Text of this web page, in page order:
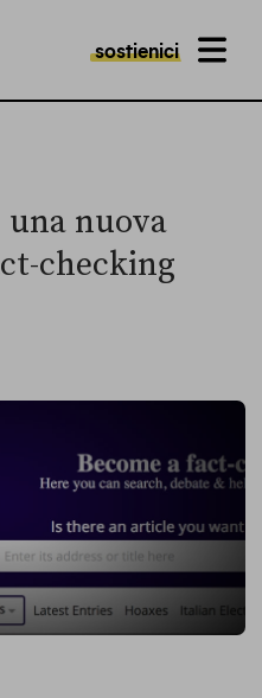
sostienici MENU
nuova
checking